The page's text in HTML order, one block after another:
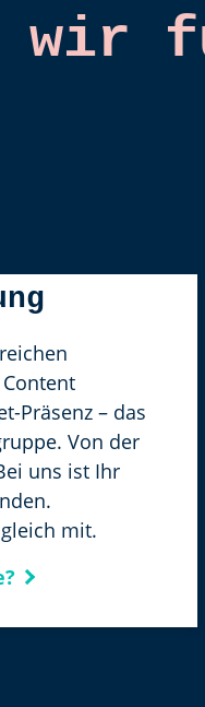
wir
Präsenz – das
Von der
uns ist Ihr
mit.